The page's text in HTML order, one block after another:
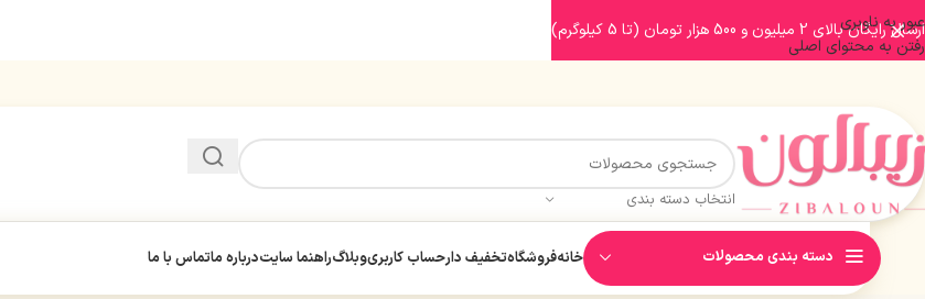
عبور به ناوبری
رفتن به محتوای اصلی
انتخاب دسته بندی
دسته بندی محصولات خانهفروشگاهتخفیف دارحساب کاربریوبلاگراهنما سایتدرباره ماتماس با ما
ارسال رایگان بالای 2 میلیون و 500 هزار تومان (تا 5 کیلوگرم)